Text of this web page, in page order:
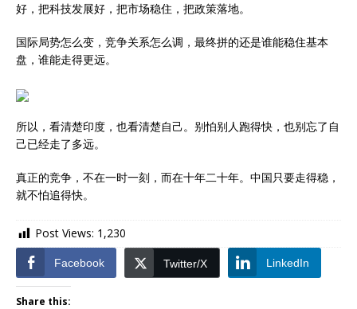
好，把科技发展好，把市场稳住，把政策落地。
国际局势怎么变，竞争关系怎么调，最终拼的还是谁能稳住基本
盘，谁能走得更远。
所以，看清楚印度，也看清楚自己。别怕别人跑得快，也别忘了自
己已经走了多远。
真正的竞争，不在一时一刻，而在十年二十年。中国只要走得稳，
就不怕追得快。
Post Views: 1,230
Facebook Twitter/X LinkedIn
Share this: